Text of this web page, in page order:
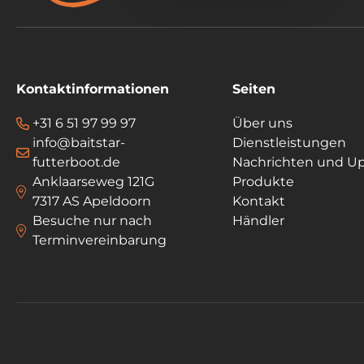
Kontaktinformationen
+31 6 51 97 99 97
info@baitstar-
futterboot.de
Anklaarseweg 121G
7317 AS Apeldoorn
Besuche nur nach
Terminvereinbarung
Seiten
Über uns
Dienstleistungen
Nachrichten und
Produkte
Kontakt
Händler